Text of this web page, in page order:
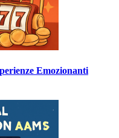
Emozionanti